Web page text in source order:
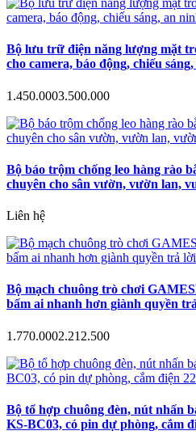
Bộ lưu trữ điện năng lượng mặt
cho camera, báo động, chiếu
1.450.0003.500.000
Bộ báo trộm chống leo hàng rào
chuyên cho sân vườn, vườn lan,
Liên hệ
Bộ mạch chuông trò chơi
bấm ai nhanh hơn giành quyền
1.770.0002.212.500
Bộ tổ hợp chuông đèn, nút nhấn
KS-BC03, có pin dự phòng, cắm